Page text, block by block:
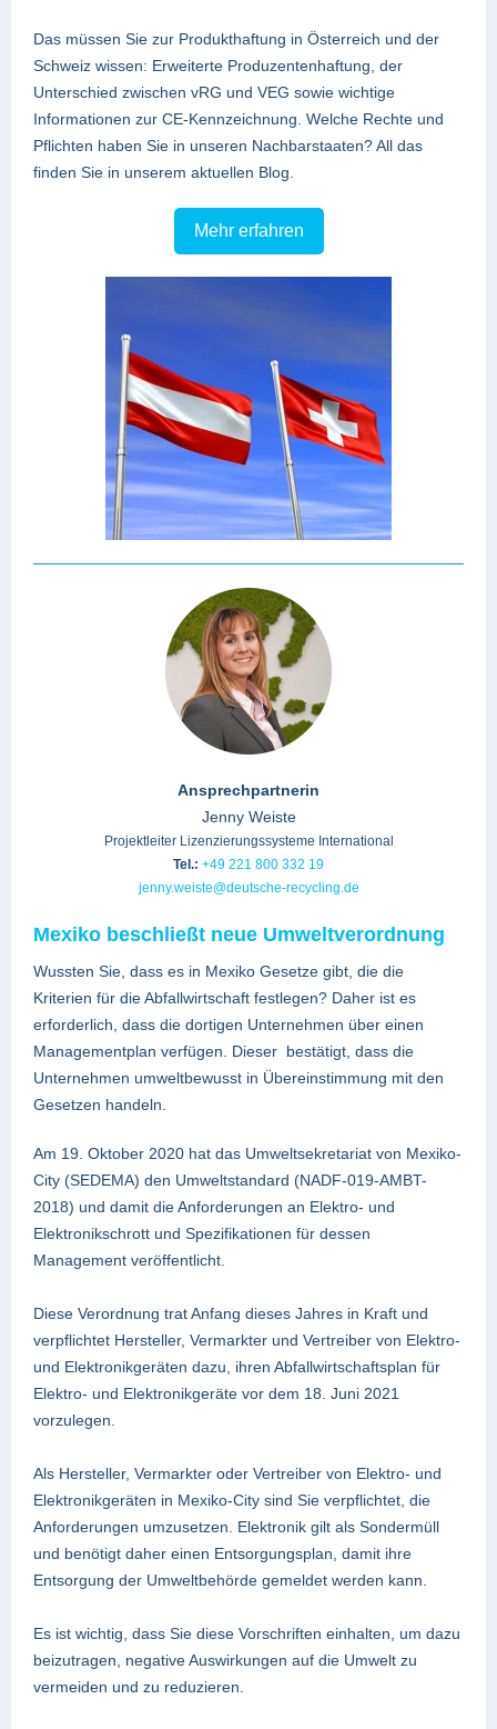
Das müssen Sie zur Produkthaftung in Österreich und der
Schweiz wissen: Erweiterte Produzentenhaftung, der
Unterschied zwischen vRG und VEG sowie wichtige
Informationen zur CE-Kennzeichnung. Welche Rechte und
Pflichten haben Sie in unseren Nachbarstaaten? All das
finden Sie in unserem aktuellen Blog.
Mehr erfahren
Ansprechpartnerin
Jenny Weiste
Projektleiter Lizenzierungssysteme International
Tel.: +49 221 800 332 19
jenny.weiste@deutsche-recycling.de
Mexiko beschließt neue Umweltverordnung
Wussten Sie, dass es in Mexiko Gesetze gibt, die die
Kriterien für die Abfallwirtschaft festlegen? Daher ist es
erforderlich, dass die dortigen Unternehmen über einen
Managementplan verfügen. Dieser bestätigt, dass die
Unternehmen umweltbewusst in Übereinstimmung mit den
Gesetzen handeln.
Am 19. Oktober 2020 hat das Umweltsekretariat von Mexiko-
City (SEDEMA) den Umweltstandard (NADF-019-AMBT-
2018) und damit die Anforderungen an Elektro- und
Elektronikschrott und Spezifikationen für dessen
Management veröffentlicht.
Diese Verordnung trat Anfang dieses Jahres in Kraft und
verpflichtet Hersteller, Vermarkter und Vertreiber von Elektro-
und Elektronikgeräten dazu, ihren Abfallwirtschaftsplan für
Elektro- und Elektronikgeräte vor dem 18. Juni 2021
vorzulegen.
Als Hersteller, Vermarkter oder Vertreiber von Elektro- und
Elektronikgeräten in Mexiko-City sind Sie verpflichtet, die
Anforderungen umzusetzen. Elektronik gilt als Sondermüll
und benötigt daher einen Entsorgungsplan, damit ihre
Entsorgung der Umweltbehörde gemeldet werden kann.
Es ist wichtig, dass Sie diese Vorschriften einhalten, um dazu
beizutragen, negative Auswirkungen auf die Umwelt zu
vermeiden und zu reduzieren.